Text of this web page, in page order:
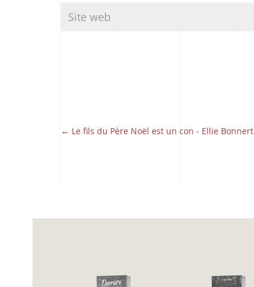
← Le fils du Père Noël est un con - Ellie Bonnert